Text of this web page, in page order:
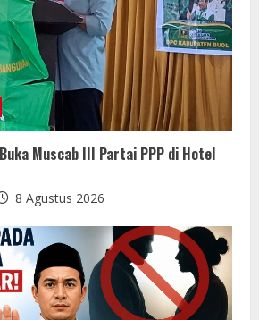
Muscab III Partai PPP di Hotel
8 Agustus 2026